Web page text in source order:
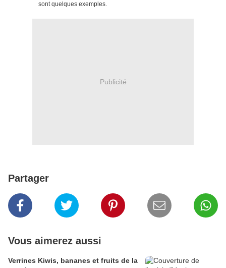
sont quelques exemples.
Publicité
Partager
Vous aimerez aussi
Verrines Kiwis, bananes et fruits de la